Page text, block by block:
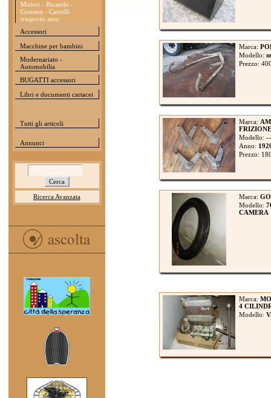
Motori - Ricambi -
Gomme - Carrelli
trasporto auto
Accessori
Macchine per bambini
Modernariato -
Automobilia
BUGATTI accessori
Libri e documenti cartacei
Tutti gli articoli
Annunci
Ricerca Avanzata
Marca:
Modello:
Prezzo:
Marca:
FRIZIONE
Modello: --
Anno:
Prezzo:
Marca:
Modello:
CAMERA
Marca:
4
Modello: